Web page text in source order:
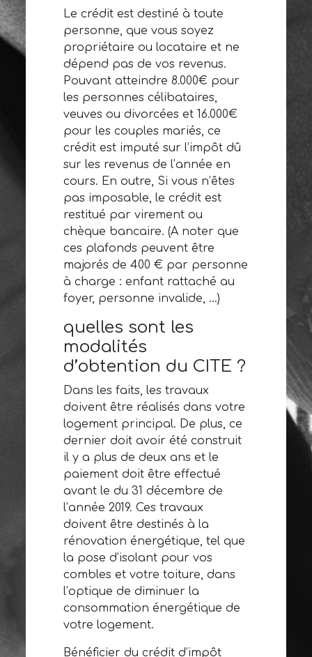
Le crédit est destiné à toute
personne, que vous soyez
propriétaire ou locataire et ne
dépend pas de vos revenus.
Pouvant atteindre 8.000€ pour
les personnes célibataires,
veuves ou divorcées et 16.000€
pour les couples mariés, ce
crédit est imputé sur l’impôt dû
sur les revenus de l’année en
cours. En outre, Si vous n’êtes
pas imposable, le crédit est
restitué par virement ou
chèque bancaire. (A noter que
ces plafonds peuvent être
majorés de 400 € par personne
à charge : enfant rattaché au
foyer, personne invalide, …)
quelles sont les
modalités
d’obtention du CITE ?
Dans les faits, les travaux
doivent être réalisés dans votre
logement principal. De plus, ce
dernier doit avoir été construit
il y a plus de deux ans et le
paiement doit être effectué
avant le du 31 décembre de
l’année 2019. Ces travaux
doivent être destinés à la
rénovation énergétique, tel que
la pose d’isolant pour vos
combles et votre toiture, dans
l’optique de diminuer la
consommation énergétique de
votre logement.
Bénéficier du crédit d’impôt